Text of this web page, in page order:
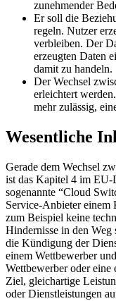
zunehmender
Er soll die
regeln. Nutzer
verbleiben. Der
erzeugten Daten
damit zu handeln.
Der Wechsel
erleichtert
mehr zulässig,
Wesentliche
Gerade dem Wechsel
ist das Kapitel 4 im EU-
sogenannte “Cloud
Service-Anbieter einem
zum Beispiel keine
Hindernisse in den
die Kündigung der
einem Wettbewerber
Wettbewerber oder
Ziel, gleichartige
oder Dienstleistungen